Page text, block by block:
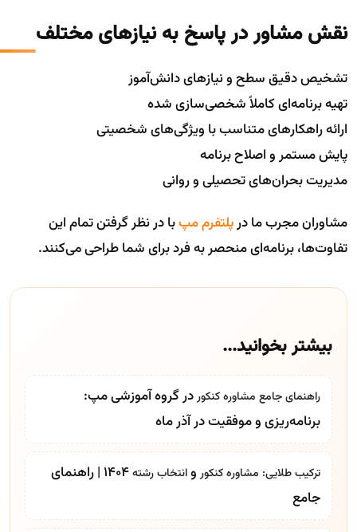
نقش مشاور در پاسخ به نیازهای مختلف
تشخیص دقیق سطح و نیازهای دانش‌آموز
تهیه برنامه‌ای کاملاً شخصی‌سازی شده
ارائه راهکارهای متناسب با ویژگی‌های شخصیتی
پایش مستمر و اصلاح برنامه
مدیریت بحران‌های تحصیلی و روانی
مشاوران مجرب ما درپلتفرم مپبا در نظر گرفتن تمام این
تفاوت‌ها، برنامه‌ای منحصر به فرد برای شما طراحی می‌کنند.
بیشتر بخوانید...
راهنمای جامع مشاوره کنکوردر گروه آموزشی مپ:
برنامه‌ریزی و موفقیت در آذر ماه
ترکیب طلایی: مشاوره کنکور وانتخاب رشته
1404 | راهنمای
جامع